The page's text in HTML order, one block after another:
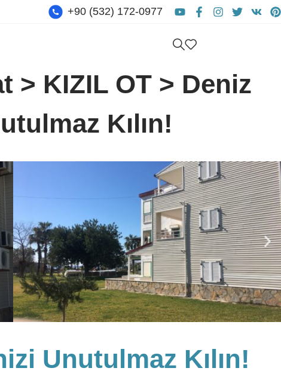
+90 (532) 172-0977
> KIZIL OT > Deniz
Kılın!
Unutulmaz Kılın!